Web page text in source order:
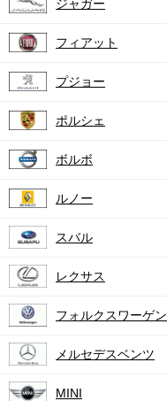
ジャガー
フィアット
プジョー
ポルシェ
ボルボ
ルノー
スバル
レクサス
フォルクスワーゲン
メルセデスベンツ
MINI